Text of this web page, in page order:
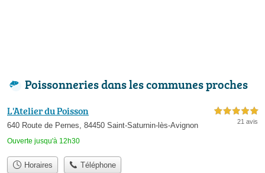
Poissonneries dans les communes proches
L'Atelier du Poisson
640 Route de Pernes, 84450 Saint-Saturnin-lès-Avignon
Ouverte jusqu'à 12h30
5,0 étoiles sur 5
21 avis
Horaires Téléphone